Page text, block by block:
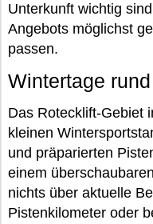
Unterkunft wichtig
Angebots möglichst
passen.
Wintertage
Das Rotecklift-Gebiet
kleinen
und präparierten
einem
nichts über aktuelle
Pistenkilometer oder